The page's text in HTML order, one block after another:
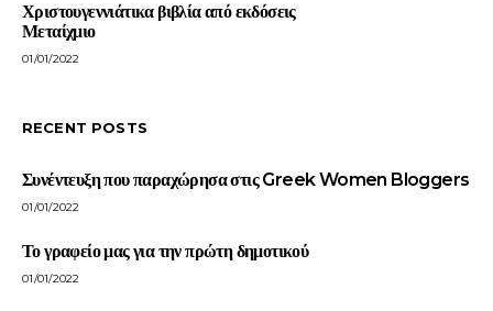
Χριστουγεννιάτικα βιβλία από εκδόσεις
Μεταίχμιο
01/01/2022
RECENT POSTS
Συνέντευξη που παραχώρησα στις Greek Women Bloggers
01/01/2022
Το γραφείο μας για την πρώτη δημοτικού
01/01/2022